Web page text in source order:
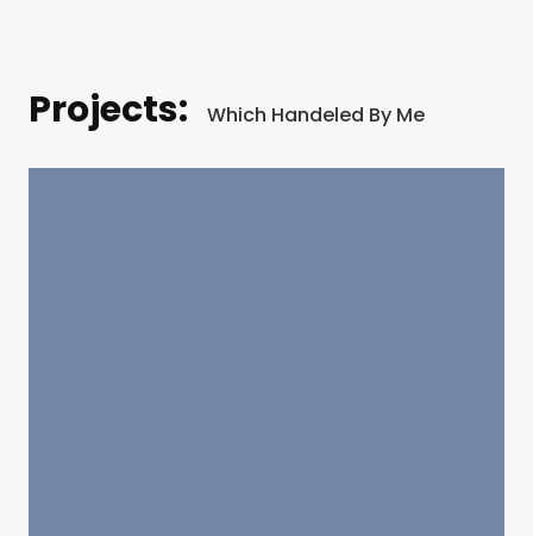
Projects: Which Handeled By Me